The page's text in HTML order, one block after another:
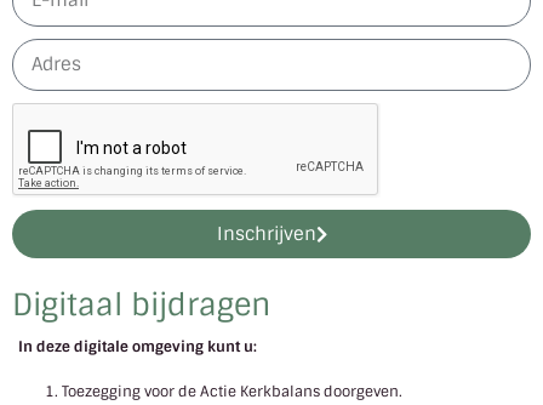
Digitaal bijdragen
In deze digitale omgeving kunt u:
Toezegging voor de Actie Kerkbalans doorgeven.
Inschrijven